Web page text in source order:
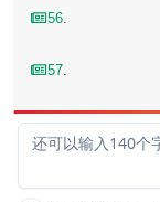
56.
57.